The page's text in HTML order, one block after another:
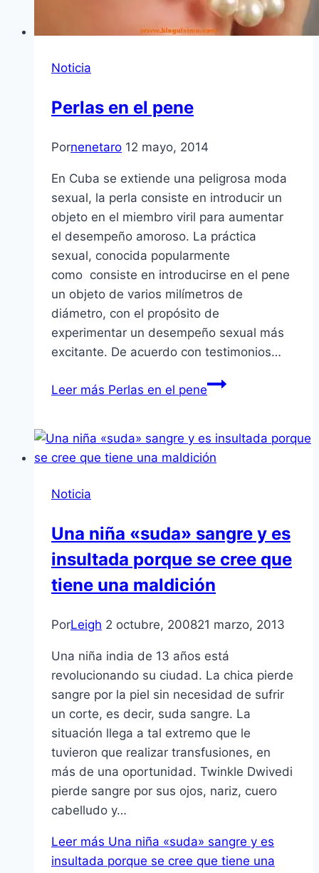
Noticia
Perlas en el pene
Pornenetaro 12 mayo, 2014
En Cuba se extiende una peligrosa moda
sexual, la perla consiste en introducir un
objeto en el miembro viril para aumentar
el desempeño amoroso. La práctica
sexual, conocida popularmente
como consiste en introducirse en el pene
un objeto de varios milímetros de
diámetro, con el propósito de
experimentar un desempeño sexual más
excitante. De acuerdo con testimonios…
Leer más Perlas en el pene
Noticia
Una niña «suda» sangre y es
insultada porque se cree que
tiene una maldición
PorLeigh 2 octubre, 200821 marzo, 2013
Una niña india de 13 años está
revolucionando su ciudad. La chica pierde
sangre por la piel sin necesidad de sufrir
un corte, es decir, suda sangre. La
situación llega a tal extremo que le
tuvieron que realizar transfusiones, en
más de una oportunidad. Twinkle Dwivedi
pierde sangre por sus ojos, nariz, cuero
cabelludo y…
Leer más Una niña «suda» sangre y es
insultada porque se cree que tiene una